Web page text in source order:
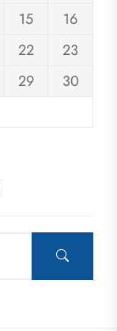
15
16
22
23
29
30